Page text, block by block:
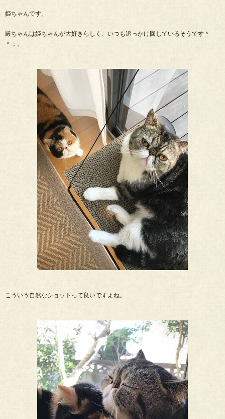
姫ちゃんです。
殿ちゃんは姫ちゃんが大好きらしく、いつも追っかけ回しているそうです＾
＾；。
こういう自然なショットって良いですよね。